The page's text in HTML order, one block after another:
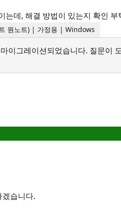
데, 해결 방법이 있는지 확인 부
원노트) | 가정용 | Windows
그레이션되었습니다. 질문이
습니다.